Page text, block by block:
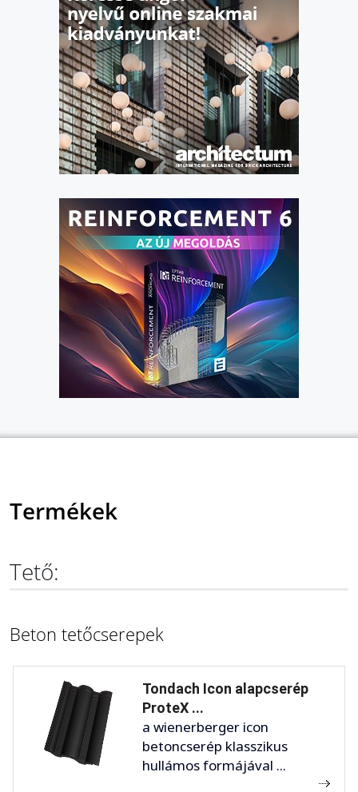
Termékek
Tető:
Beton tetőcserepek
Tondach Icon alapcserép
ProteX ...
a wienerberger icon
betoncserép klasszikus
hullámos formájával ...